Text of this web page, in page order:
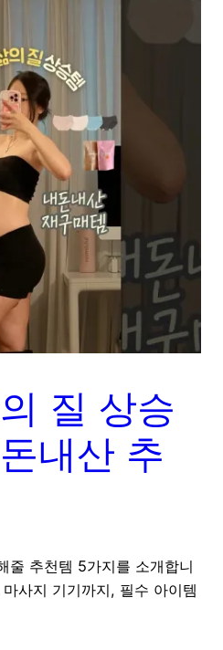
질 상승
내산 추
줄 추천템 5가지를 소개합니
사지 기기까지, 필수 아이템